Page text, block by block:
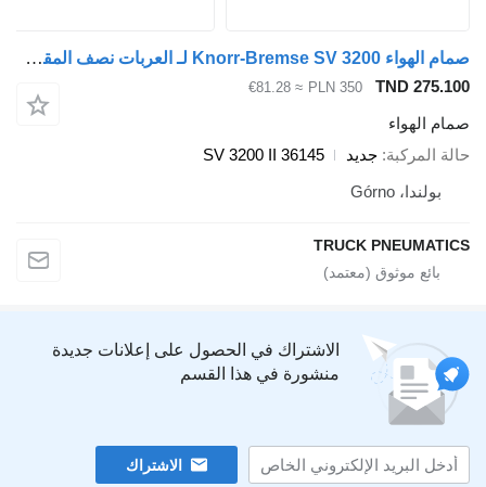
صمام الهواء Knorr-Bremse SV 3200 لـ العربات نصف المقطورة Knorr-Bremse
TND
PLN 350
≈ €81.28
الهواء
المركبة جديد
SV 3200 II 36145
بولندا، Górno
TRUCK
الاشتراك في الحصول على إعلانات جديدة
منشورة في هذا القسم
الاشتراك